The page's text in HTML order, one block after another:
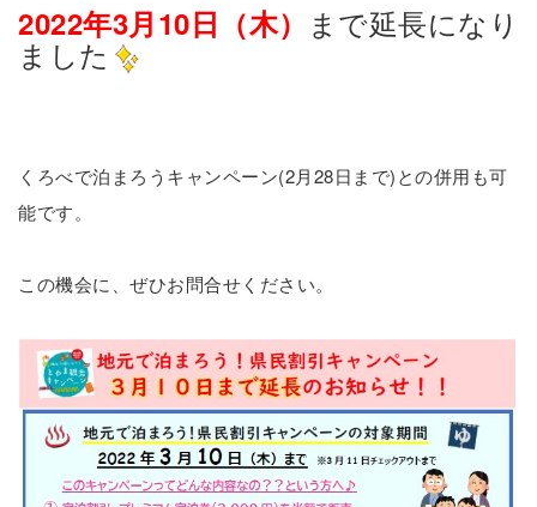
2022年3月10日（木） まで延長になり
ました
くろべで泊まろうキャンペーン(2月28日まで)との併用も可
能です。
この機会に、ぜひお問合せください。